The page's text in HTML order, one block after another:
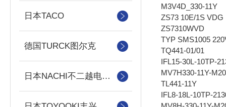
日本TACO
德国TURCK图尔克
日本NACHI不二越电磁阀/泵
M3V4D_330-11Y
ZS73 10E/1S VDG
ZS7310WVD
TYP SMS1005
TQ441-01/01
IFL15-30L-10TP-
MV7H330-11Y-M20
TL441-11Y
IFL8-18L-10TP-